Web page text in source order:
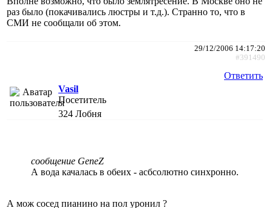
раз было (покачивались люстры и т.д.). Странно то, что в
СМИ не сообщали об этом.
29/12/2006 14:17:20
#391490
Ответить
Vasil
Посетитель
324 Лобня
сообщение GeneZ
А вода качалась в обеих - асбсолютно синхронно.
А мож сосед пианино на пол уронил ?